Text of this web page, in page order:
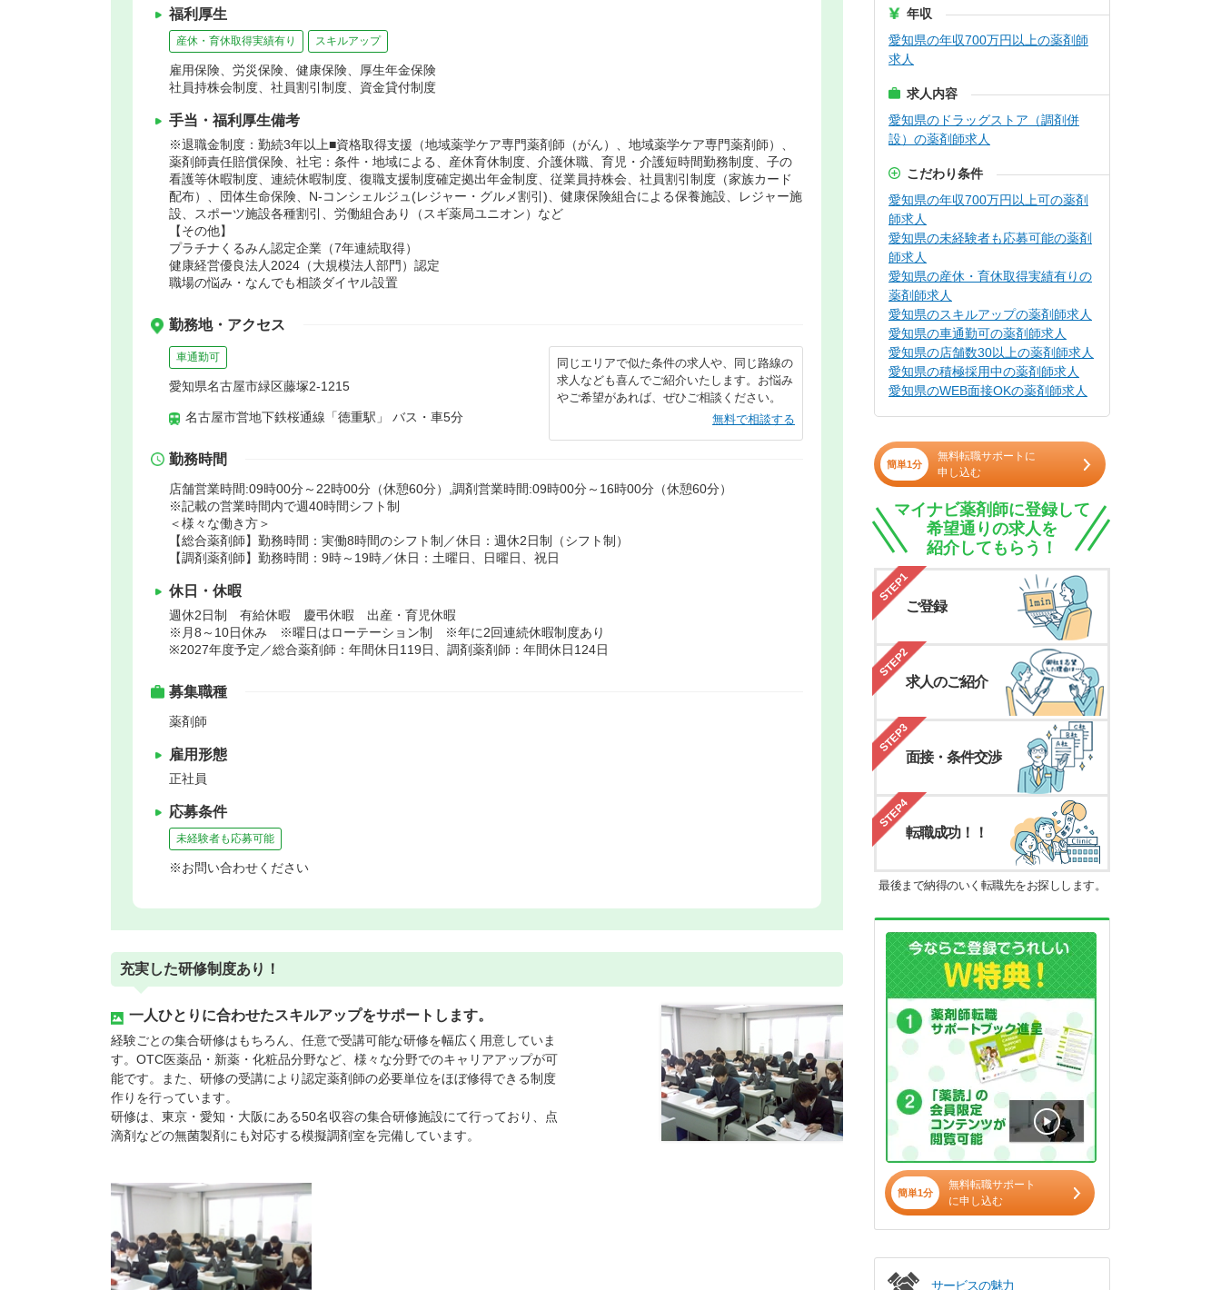
福利厚生
産休・育休取得実績有り スキルアップ
雇用保険、労災保険、健康保険、厚生年金保険
社員持株会制度、社員割引制度、資金貸付制度
手当・福利厚生備考
※退職金制度：勤続3年以上■資格取得支援（地域薬学ケア専門薬剤師（がん）、地域薬学ケア専門薬剤師）、
薬剤師責任賠償保険、社宅：条件・地域による、産休育休制度、介護休職、育児・介護短時間勤務制度、子の
看護等休暇制度、連続休暇制度、復職支援制度確定拠出年金制度、従業員持株会、社員割引制度（家族カード
配布）、団体生命保険、N-コンシェルジュ(レジャー・グルメ割引)、健康保険組合による保養施設、レジャー施
設、スポーツ施設各種割引、労働組合あり（スギ薬局ユニオン）など
【その他】
プラチナくるみん認定企業（7年連続取得）
健康経営優良法人2024（大規模法人部門）認定
職場の悩み・なんでも相談ダイヤル設置
勤務地・アクセス
車通勤可
愛知県名古屋市緑区藤塚2-1215
名古屋市営地下鉄桜通線「徳重駅」 バス・車5分
同じエリアで似た条件の求人や、同じ路線の
求人なども喜んでご紹介いたします。お悩み
やご希望があれば、ぜひご相談ください。
無料で相談する
勤務時間
店舗営業時間:09時00分～22時00分（休憩60分）,調剤営業時間:09時00分～16時00分（休憩60分）
※記載の営業時間内で週40時間シフト制
＜様々な働き方＞
【総合薬剤師】勤務時間：実働8時間のシフト制／休日：週休2日制（シフト制）
【調剤薬剤師】勤務時間：9時～19時／休日：土曜日、日曜日、祝日
休日・休暇
週休2日制 有給休暇 慶弔休暇 出産・育児休暇
※月8～10日休み ※曜日はローテーション制 ※年に2回連続休暇制度あり
※2027年度予定／総合薬剤師：年間休日119日、調剤薬剤師：年間休日124日
募集職種
薬剤師
雇用形態
正社員
応募条件
未経験者も応募可能
※お問い合わせください
充実した研修制度あり！
一人ひとりに合わせたスキルアップをサポートします。
経験ごとの集合研修はもちろん、任意で受講可能な研修を幅広く用意していま
す。OTC医薬品・新薬・化粧品分野など、様々な分野でのキャリアアップが可
能です。また、研修の受講により認定薬剤師の必要単位をほぼ修得できる制度
作りを行っています。
研修は、東京・愛知・大阪にある50名収容の集合研修施設にて行っており、点
滴剤などの無菌製剤にも対応する模擬調剤室を完備しています。
年収
愛知県の年収700万円以上の薬剤師
求人
求人内容
愛知県のドラッグストア（調剤併
設）の薬剤師求人
こだわり条件
愛知県の年収700万円以上可の薬剤
師求人
愛知県の未経験者も応募可能の薬剤
師求人
愛知県の産休・育休取得実績有りの
薬剤師求人
愛知県のスキルアップの薬剤師求人
愛知県の車通勤可の薬剤師求人
愛知県の店舗数30以上の薬剤師求人
愛知県の積極採用中の薬剤師求人
愛知県のWEB面接OKの薬剤師求人
簡単1分
無料転職サポートに
申し込む
マイナビ薬剤師に登録して
希望通りの求人を
紹介してもらう！
STEP1
ご登録
STEP2
求人のご紹介
STEP3
面接・条件交渉
STEP4
転職成功！！
最後まで納得のいく転職先をお探しします。
簡単1分
無料転職サポート
に申し込む
サービスの魅力